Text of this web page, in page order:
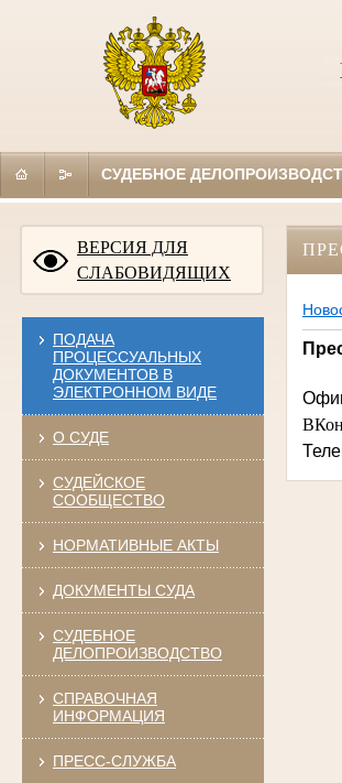
СУДЕБНОЕ
ВЕРСИЯ ДЛЯ
СЛАБОВИДЯЩИХ
ПОДАЧА
ПРОЦЕССУАЛЬНЫХ
ДОКУМЕНТОВ В
ЭЛЕКТРОННОМ ВИДЕ
О СУДЕ
СУДЕЙСКОЕ
СООБЩЕСТВО
НОРМАТИВНЫЕ АКТЫ
ДОКУМЕНТЫ СУДА
СУДЕБНОЕ
ДЕЛОПРОИЗВОДСТВО
СПРАВОЧНАЯ
ИНФОРМАЦИЯ
ПРЕСС-СЛУЖБА